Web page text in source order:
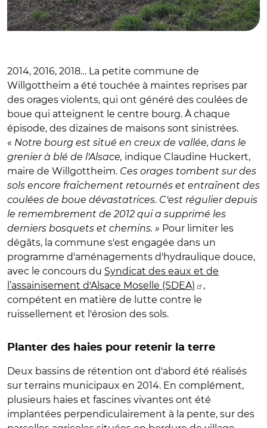
2014, 2016, 2018… La petite commune de
Willgottheim a été touchée à maintes reprises par
des orages violents, qui ont généré des coulées de
boue qui atteignent le centre bourg. À chaque
épisode, des dizaines de maisons sont sinistrées.
« Notre bourg est situé en creux de vallée, dans le
grenier à blé de l'Alsace, indique Claudine Huckert,
maire de Willgottheim. Ces orages tombent sur des
sols encore fraîchement retournés et entraînent des
coulées de boue dévastatrices. C'est régulier depuis
le remembrement de 2012 qui a supprimé les
derniers bosquets et chemins. » Pour limiter les
dégâts, la commune s'est engagée dans un
programme d'aménagements d'hydraulique douce,
avec le concours du Syndicat des eaux et de
l’assainisement d'Alsace Moselle (SDEA)
,
compétent en matière de lutte contre le
ruissellement et l'érosion des sols.
Planter des haies pour retenir la terre
Deux bassins de rétention ont d'abord été réalisés
sur terrains municipaux en 2014. En complément,
plusieurs haies et fascines vivantes ont été
implantées perpendiculairement à la pente, sur des